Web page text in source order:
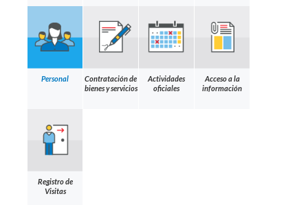
Personal
Contratación de
bienes y servicios
Actividades
oficiales
Acceso a la
información
Registro de
Visitas